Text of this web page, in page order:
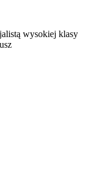
wysokiej klasy